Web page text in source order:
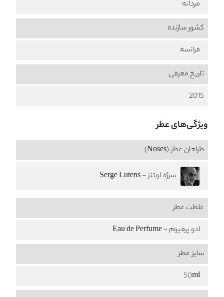
مردانه
کشور سازنده
فرانسه
تاریخ معرفی
2015
ویژگی‌های عطر
طراحان عطر (Noses)
سرژه لوتنز - Serge Lutens
غلظت عطر
ادو پرفیوم - Eau de Perfume
سایز عطر
50ml